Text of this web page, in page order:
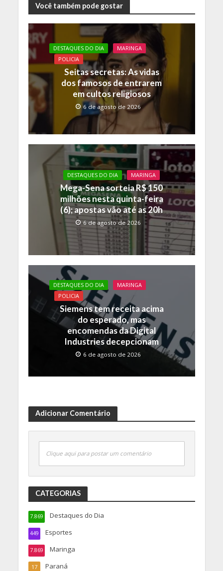
e
b
o
o
k
itt
er
at
s
A
p
p
p
y
Li
n
k
Você também pode gostar
DESTAQUES DO DIA
MARINGA
POLICIA
Seitas secretas: As vidas
dos famosos de entrarem
em cultos religiosos
6 de agosto de 2026
DESTAQUES DO DIA MARINGA
Mega-Sena sorteia R$ 150
milhões nesta quinta-feira
(6); apostas vão até as 20h
6 de agosto de 2026
DESTAQUES DO DIA
MARINGA
POLICIA
Siemens tem receita acima
do esperado, mas
encomendas da Digital
Industries decepcionam
6 de agosto de 2026
Adicionar Comentário
Clique aqui para postar um comentário
CATEGORIAS
Destaques do Dia
7.869
Esportes
449
Maringa
7.869
Paraná
17